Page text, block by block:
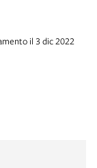
il 3 dic 2022